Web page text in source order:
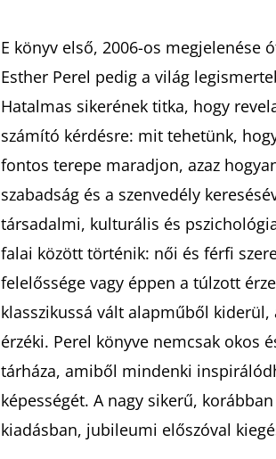
0,0
csillag.
E könyv első, 2006-os
Esther Perel pedig a világ
Hatalmas sikerének titka, hogy
számító kérdésre: mit tehetünk,
fontos terepe maradjon, azaz
szabadság és a szenvedély
társadalmi, kulturális és
falai között történik: női és férfi
felelőssége vagy éppen a túlzott
klasszikussá vált alapműből
érzéki. Perel könyve nemcsak okos
tárháza, amiből mindenki
képességét. A nagy sikerű,
kiadásban, jubileumi előszóval